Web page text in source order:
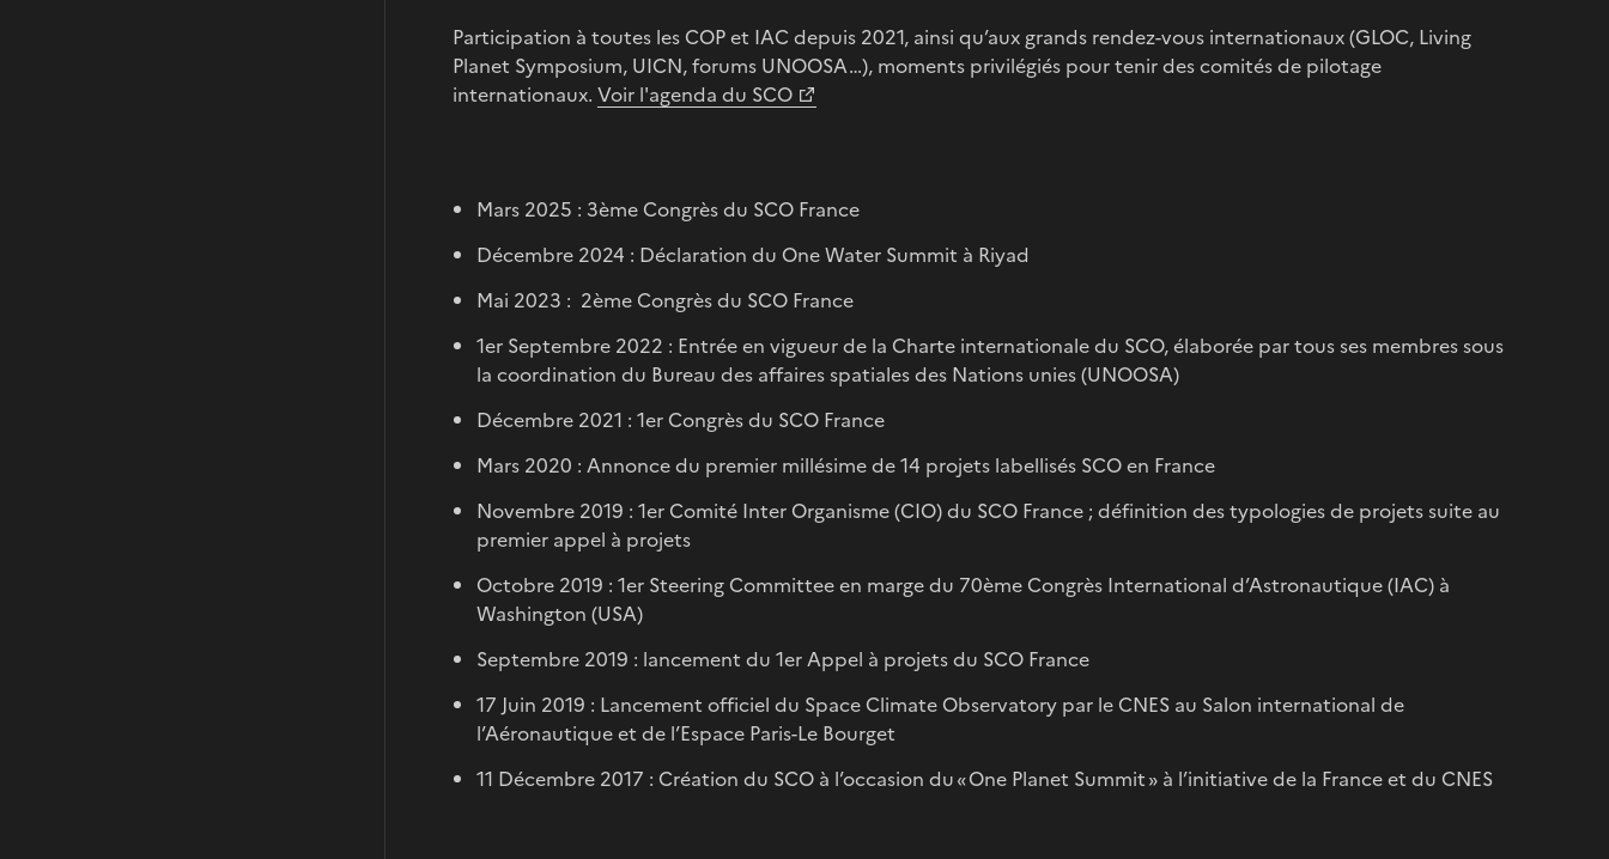
Participation à toutes les COP et IAC depuis 2021, ainsi qu’aux grands rendez-vous internationaux (GLOC, Living
Planet Symposium, UICN, forums UNOOSA…), moments privilégiés pour tenir des comités de pilotage
internationaux. Voir l'agenda du SCO
Mars 2025 : 3ème Congrès du SCO France
Décembre 2024 : Déclaration du One Water Summit à Riyad
Mai 2023 : 2ème Congrès du SCO France
1er Septembre 2022 : Entrée en vigueur de la Charte internationale du SCO, élaborée par tous ses membres sous
la coordination du Bureau des affaires spatiales des Nations unies (UNOOSA)
Décembre 2021 : 1er Congrès du SCO France
Mars 2020 : Annonce du premier millésime de 14 projets labellisés SCO en France
Novembre 2019 : 1er Comité Inter Organisme (CIO) du SCO France ; définition des typologies de projets suite au
premier appel à projets
Octobre 2019 : 1er Steering Committee en marge du 70ème Congrès International d’Astronautique (IAC) à
Washington (USA)
Septembre 2019 : lancement du 1er Appel à projets du SCO France
17 Juin 2019 : Lancement officiel du Space Climate Observatory par le CNES au Salon international de
l’Aéronautique et de l’Espace Paris-Le Bourget
11 Décembre 2017 : Création du SCO à l’occasion du « One Planet Summit » à l’initiative de la France et du CNES